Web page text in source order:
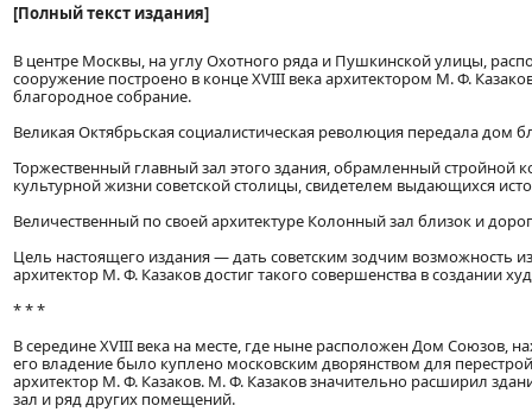
[Полный текст издания]
В центре Москвы, на углу Охотного ряда и Пушкинской улицы,
сооружение построено в конце XVIII века архитектором М. Ф.
благородное собрание.
Великая Октябрьская социалистическая революция передала дом
Торжественный главный зал этого здания, обрамленный
культурной жизни советской столицы, свидетелем выдающихся
Величественный по своей архитектуре Колонный зал близок и
Цель настоящего издания — дать советским зодчим
архитектор М. Ф. Казаков достиг такого совершенства в создании
* * *
В середине XVIII века на месте, где ныне расположен Дом Союзов,
его владение было куплено московским дворянством для
архитектор М. Ф. Казаков. М. Ф. Казаков значительно расширил
зал и ряд других помещений.